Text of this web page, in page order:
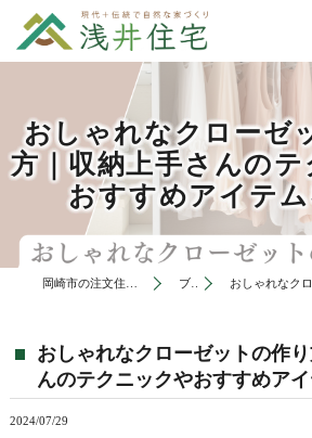
おしゃれなクローゼ
方｜収納上手さんの
おすすめアイテ
ブログ おしゃれなクローゼットの作
おしゃれなクローゼットの作
んのテクニックやおすすめア
2024/07/29